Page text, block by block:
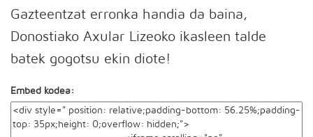
Gazteentzat erronka handia da baina,
Donostiako Axular Lizeoko ikasleen talde
batek gogotsu ekin diote!
Embed kodea: